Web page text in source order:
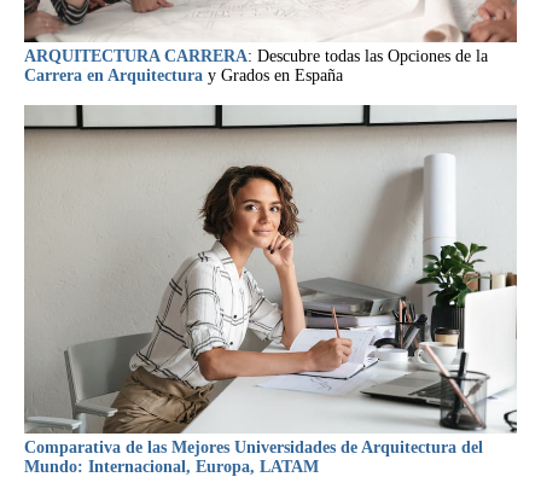
ARQUITECTURA CARRERA: Descubre todas las Opciones de la
Carrera en Arquitectura y Grados en España
Comparativa de las Mejores Universidades de Arquitectura del
Mundo: Internacional, Europa, LATAM